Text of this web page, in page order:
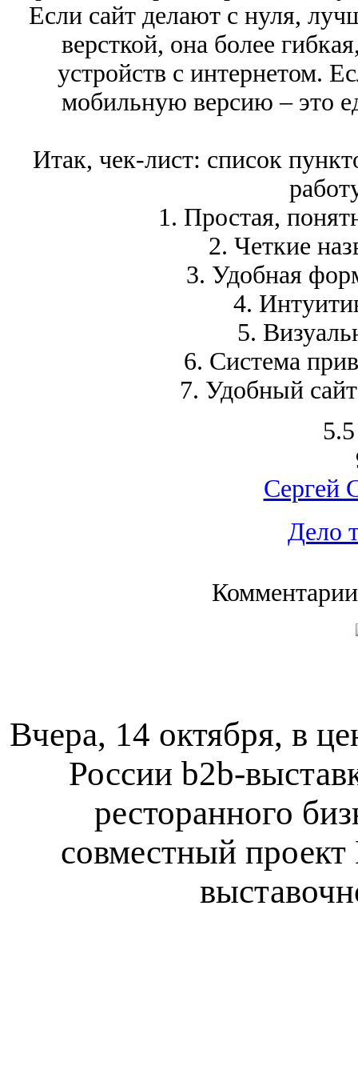
Если сайт делают с нуля,
версткой, она более
устройств с интернетом.
мобильную версию – это
Итак, чек-лист: список
1. Простая,
2. Четкие
3. Удобная
4.
5.
6. Система
7. Удобный
Сергей
Дело
Вчера, 14 октября, в
России b2b-
ресторанного
совместный